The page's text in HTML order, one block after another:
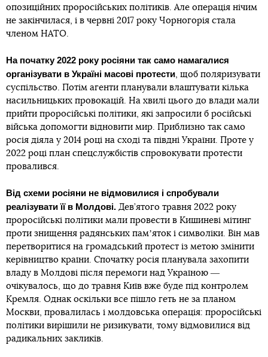
опозиційних проросійських політиків. Але операція нічим
не закінчилася, і в червні 2017 року Чорногорія стала
членом НАТО.
На початку 2022 року росіяни так само намагалися
організувати в Україні масові протести, щоб поляризувати
суспільство. Потім агенти планували влаштувати кілька
насильницьких провокацій. На хвилі цього до влади мали
прийти проросійські політики, які запросили б російські
війська допомогти відновити мир. Приблизно так само
росія діяла у 2014 році на сході та півдні України. Проте у
2022 році план спецслужбістів спровокувати протести
провалився.
Від схеми росіяни не відмовилися і спробували
реалізувати її в Молдові. Дев’ятого травня 2022 року
проросійські політики мали провести в Кишиневі мітинг
проти знищення радянських памʼяток і символіки. Він мав
перетворитися на громадський протест із метою змінити
керівництво країни. Спочатку росія планувала захопити
владу в Молдові після перемоги над Україною ―
очікувалось, що до травня Київ вже буде під контролем
Кремля. Однак оскільки все пішло геть не за планом
Москви, провалилась і молдовська операція: проросійські
політики вирішили не ризикувати, тому відмовилися від
радикальних закликів.